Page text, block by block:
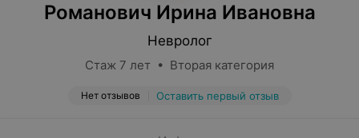
Романович Ирина Ивановна
Невролог
Стаж 7 лет • Вторая категория
Нет отзывов Оставить первый отзыв